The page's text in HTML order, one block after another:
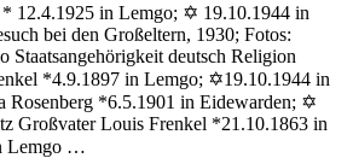
12.4.1925 in Lemgo; ✡ 19.10.1944 in
bei den Großeltern, 1930; Fotos:
Staatsangehörigkeit deutsch Religion
*4.9.1897 in Lemgo; ✡19.10.1944 in
Rosenberg *6.5.1901 in Eidewarden; ✡
Großvater Louis Frenkel *21.10.1863 in
Lemgo …